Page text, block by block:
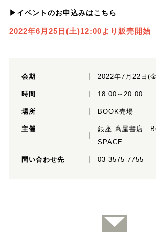
▶イベントのお申込みはこちら
2022年6月25日(土)12:00より販売開始
会期 2022年7月22日(
時間 18:00～20:00
場所 BOOK売場
主催
銀座 蔦屋書店
SPACE
問い合わせ先 03-3575-7755